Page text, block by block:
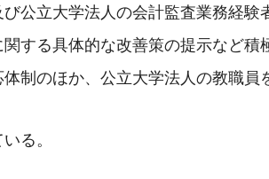
公立大学法人の会計監査業務経験
する具体的な改善策の提示など積
制のほか、公立大学法人の教職
る。